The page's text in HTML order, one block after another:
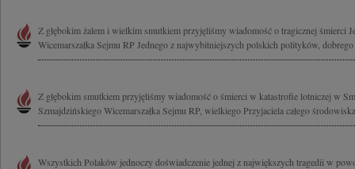
Z głębokim żalem i wielkim smutkiem przyjęliśmy wiadomość o tragicznej śmierci
Wicemarszałka Sejmu RP Jednego z najwybitniejszych polskich polityków,
Z głębokim smutkiem przyjęliśmy wiadomość o śmierci w katastrofie lotniczej w
Szmajdzińskiego Wicemarszałka Sejmu RP, wielkiego Przyjaciela całego
Wszystkich Polaków jednoczy doświadczenie jednej z największych tragedii w